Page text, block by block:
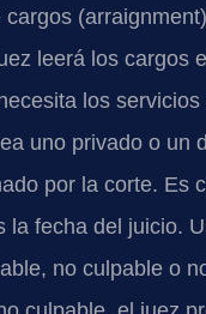
cargos
leerá los cargos
los servicios
uno privado o un
por la corte. Es
la fecha del juicio.
no culpable o